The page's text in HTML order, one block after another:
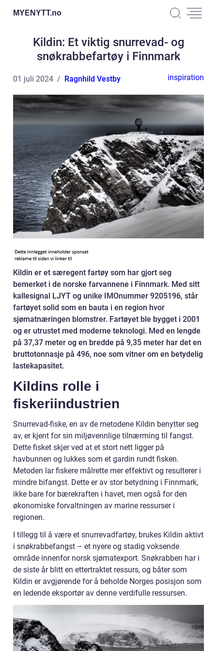
MYENYTT.no
Kildin: Et viktig snurrevad- og
snøkrabbefartøy i Finnmark
01 juli 2024 Ragnhild Vestby inspiration
Kildin er et særegent fartøy som har gjort seg
bemerket i de norske farvannene i Finnmark. Med sitt
kallesignal LJYT og unike IMOnummer 9205196, står
fartøyet solid som en bauta i en region hvor
sjømatnæringen blomstrer. Fartøyet ble bygget i 2001
og er utrustet med moderne teknologi. Med en lengde
på 37,37 meter og en bredde på 9,35 meter har det en
bruttotonnasje på 496, noe som vitner om en betydelig
lastekapasitet.
Kildins rolle i
fiskeriindustrien
Snurrevad-fiske, en av de metodene Kildin benytter seg
av, er kjent for sin miljøvennlige tilnærming til fangst.
Dette fisket skjer ved at et stort nett ligger på
havbunnen og lukkes som et gardin rundt fisken.
Metoden lar fiskere målrette mer effektivt og resulterer i
mindre bifangst. Dette er av stor betydning i Finnmark,
ikke bare for bærekraften i havet, men også for den
økonomiske forvaltningen av marine ressurser i
regionen.
I tillegg til å være et snurrevadfartøy, brukes Kildin aktivt
i snøkrabbefangst – et nyere og stadig voksende
område innenfor norsk sjømatexport. Snøkrabben har i
de siste år blitt en ettertraktet ressurs, og båter som
Kildin er avgjørende for å beholde Norges posisjon som
en ledende eksportør av denne verdifulle ressursen.